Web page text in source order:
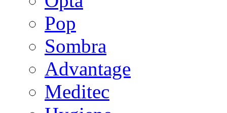
Pop
Sombra
Advantage
Meditec